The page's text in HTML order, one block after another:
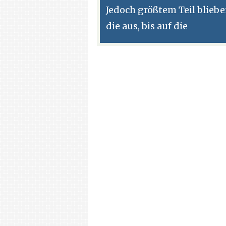
Jedoch größtem Teil
die aus, bis auf die